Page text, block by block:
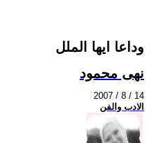
وداعا ايها الملل
نهى محمود
2007 / 8 / 14
الادب والفن